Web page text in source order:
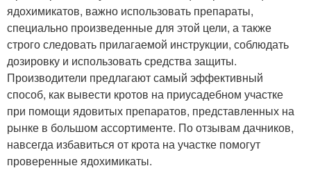
ядохимикатов, важно использовать препараты,
специально произведенные для этой цели, а также
строго следовать прилагаемой инструкции, соблюдать
дозировку и использовать средства защиты.
Производители предлагают самый эффективный
способ, как вывести кротов на приусадебном участке
при помощи ядовитых препаратов, представленных на
рынке в большом ассортименте. По отзывам дачников,
навсегда избавиться от крота на участке помогут
проверенные ядохимикаты.